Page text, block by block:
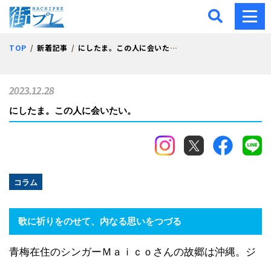
街プレ -東京・西多摩の
TOP 新着記事 にしたま。この人に会いたい。
にしたま。この人に会いたい。
コラム
2023.12.28
歌に祈りをのせて、内なる思いをつづる
青梅在住のシンガーＭａｉｃｏさんの故郷は沖縄。ジ